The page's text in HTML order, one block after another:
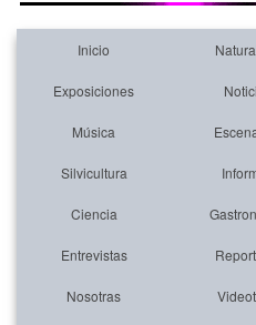
Inicio
Exposiciones
Música
Silvicultura
Ciencia
Entrevistas
Nosotras